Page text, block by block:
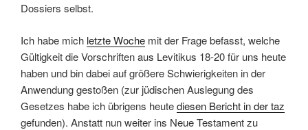
Dossiers selbst.
Ich habe mich letzte Woche mit der Frage befasst, welche
Gültigkeit die Vorschriften aus Levitikus 18-20 für uns heute
haben und bin dabei auf größere Schwierigkeiten in der
Anwendung gestoßen (zur jüdischen Auslegung des
Gesetzes habe ich übrigens heutediesen Bericht in der taz
gefunden). Anstatt nun weiter ins Neue Testament zu